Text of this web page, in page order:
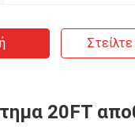
20FT